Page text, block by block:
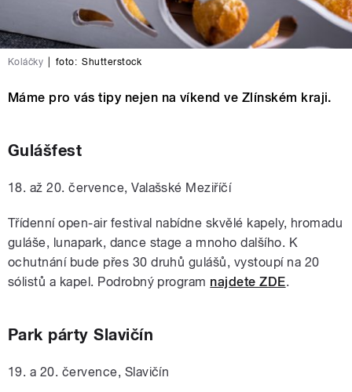
Koláčky foto: Shutterstock
Máme pro vás tipy nejen na víkend ve Zlínském kraji.
Gulášfest
18. až 20. července, Valašské Meziříčí
Třídenní open-air festival nabídne skvělé kapely, hromadu
guláše, lunapark, dance stage a mnoho dalšího. K
ochutnání bude přes 30 druhů gulášů, vystoupí na 20
sólistů a kapel. Podrobný program najdete ZDE.
Park párty Slavičín
19. a 20. července, Slavičín